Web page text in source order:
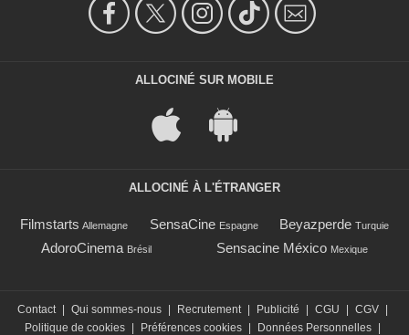
ALLOCINÉ SUR MOBILE
ALLOCINÉ À L'ÉTRANGER
Filmstarts Allemagne SensaCine Espagne Beyazperde Turquie
AdoroCinema Brésil Sensacine México Mexique
Contact Qui sommes-nous Recrutement Publicité CGU CGV
Politique de cookies
Préférences cookies Données Personnelles